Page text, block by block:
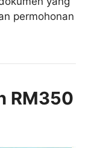
permohonan
RM350